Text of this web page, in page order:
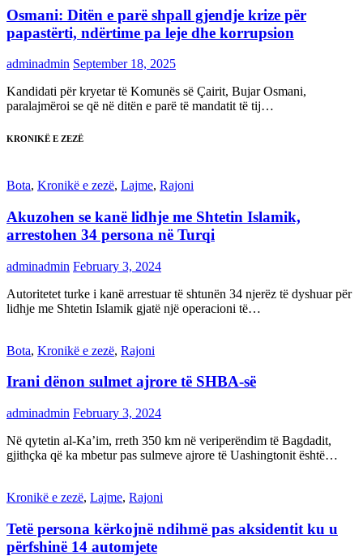
Osmani: Ditën e parë shpall gjendje krize për
papastërti, ndërtime pa leje dhe korrupsion
adminadmin September 18, 2025
Kandidati për kryetar të Komunës së Çairit, Bujar Osmani,
paralajmëroi se që në ditën e parë të mandatit të tij…
KRONIKË E ZEZË
Bota, Kronikë e zezë, Lajme, Rajoni
Akuzohen se kanë lidhje me Shtetin Islamik,
arrestohen 34 persona në Turqi
adminadmin February 3, 2024
Autoritetet turke i kanë arrestuar të shtunën 34 njerëz të dyshuar për
lidhje me Shtetin Islamik gjatë një operacioni të…
Bota, Kronikë e zezë, Rajoni
Irani dënon sulmet ajrore të SHBA-së
adminadmin February 3, 2024
Në qytetin al-Ka’im, rreth 350 km në veriperëndim të Bagdadit,
gjithçka që ka mbetur pas sulmeve ajrore të Uashingtonit është…
Kronikë e zezë, Lajme, Rajoni
Tetë persona kërkojnë ndihmë pas aksidentit ku u
përfshinë 14 automjete